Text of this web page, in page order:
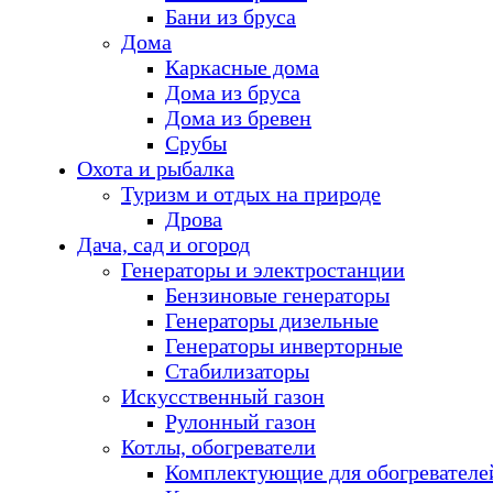
Бани из бруса
Дома
Каркасные дома
Дома из бруса
Дома из бревен
Срубы
Охота и рыбалка
Туризм и отдых на природе
Дрова
Дача, сад и огород
Генераторы и электростанции
Бензиновые генераторы
Генераторы дизельные
Генераторы инверторные
Стабилизаторы
Искусственный газон
Рулонный газон
Котлы, обогреватели
Комплектующие для